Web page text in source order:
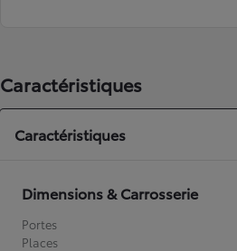
Caractéristiques
Caractéristiques
Dimensions & Carrosserie
Portes
Places